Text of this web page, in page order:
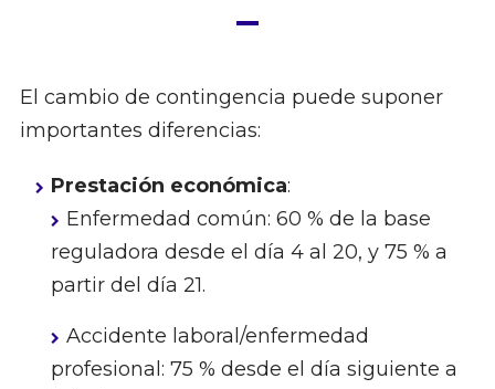
El cambio de contingencia puede suponer
importantes diferencias:
Prestación económica:
Enfermedad común: 60 % de la base
reguladora desde el día 4 al 20, y 75 % a
partir del día 21.
Accidente laboral/enfermedad
profesional: 75 % desde el día siguiente a